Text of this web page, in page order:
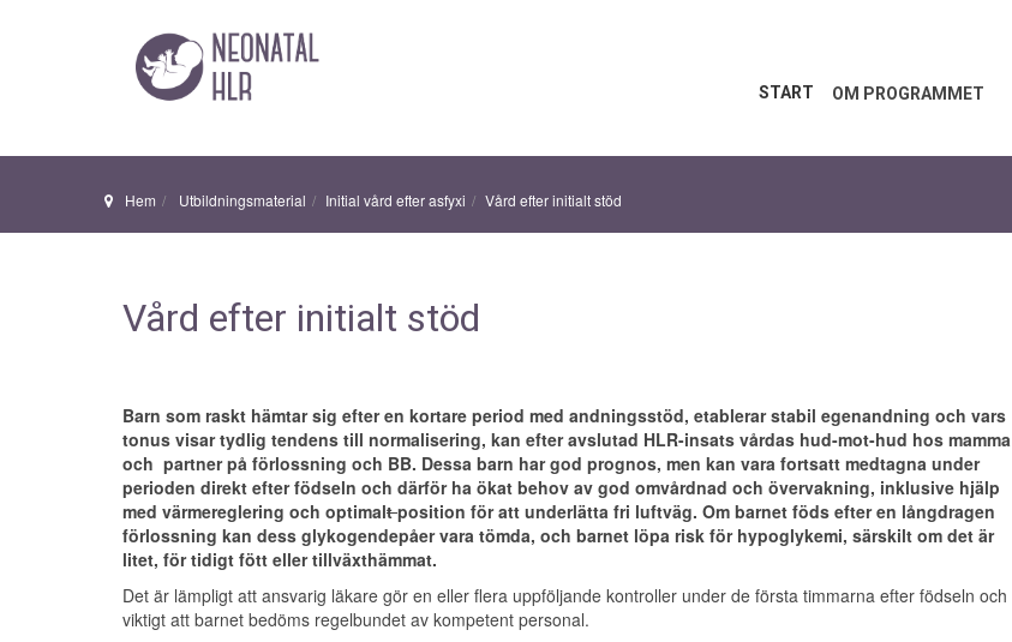
START OM PROGRAMMET
Hem Utbildningsmaterial Initial vård efter asfyxi Vård efter initialt stöd
Vård efter initialt stöd
Barn som raskt hämtar sig efter en kortare period med andningsstöd, etablerar stabil egenandning och vars
tonus visar tydlig tendens till normalisering, kan efter avslutad HLR-insats vårdas hud-mot-hud hos mamma
och partner på förlossning och BB. Dessa barn har god prognos, men kan vara fortsatt medtagna under
perioden direkt efter födseln och därför ha ökat behov av god omvårdnad och övervakning, inklusive hjälp
med värmereglering och optimaltposition för att underlätta fri luftväg. Om barnet föds efter en långdragen
förlossning kan dess glykogendepåer vara tömda, och barnet löpa risk för hypoglykemi, särskilt om det är
litet, för tidigt fött eller tillväxthämmat.
Det är lämpligt att ansvarig läkare gör en eller flera uppföljande kontroller under de första timmarna efter födseln och
viktigt att barnet bedöms regelbundet av kompetent personal.